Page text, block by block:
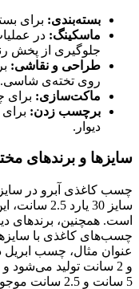
بسته‌بندی: برای
ماسکینگ: در
جلوگیری از پخش
طراحی و نقاشی:
روی تخته‌ی شاسی.
ماکت‌سازی: برای
برچسب زدن: برای
دیوار.
سایزها و برندهای
چسب کاغذی آبرو در
است. همچنین، برندهای
چسب‌های کاغذی با
5 سانت و 2.5 سانت موجود است.